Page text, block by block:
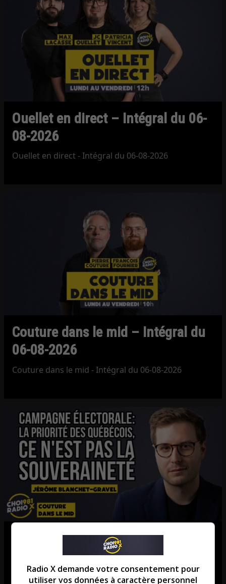
Ouellet en direct – Intégral du 06-
08-2026
Ouellet en direct - Intégral du 06-08-2026
Couture dans le mid – Intégral du
06-08-2026
Couture dans le mid - Intégral du 06-08-2026
Campagne électorale : la priorité
des Québécois, ce n’est pas la
souveraineté.
Radio X demande votre consentement pour
utiliser vos données à caractère personnel